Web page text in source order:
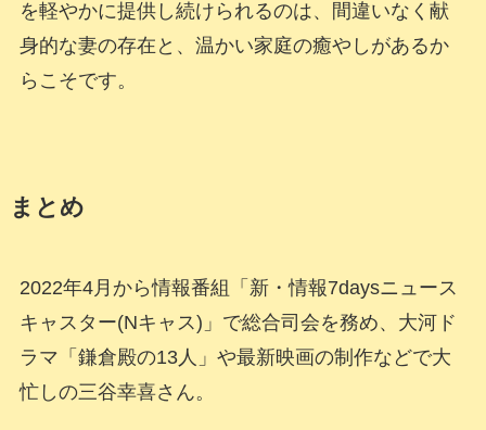
を軽やかに提供し続けられるのは、間違いなく献
身的な妻の存在と、温かい家庭の癒やしがあるか
らこそです。
まとめ
2022年4月から情報番組「新・情報7daysニュース
キャスター(Nキャス)」で総合司会を務め、大河ド
ラマ「鎌倉殿の13人」や最新映画の制作などで大
忙しの三谷幸喜さん。